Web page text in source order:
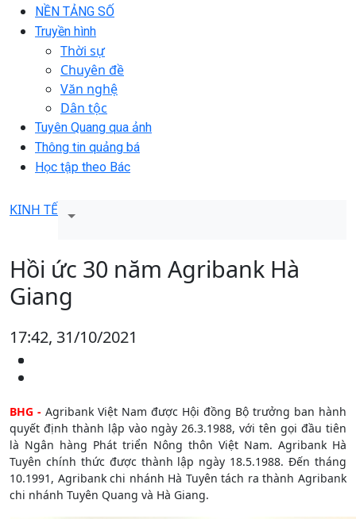
NỀN TẢNG SỐ
Truyền hình
Thời sự
Chuyên đề
Văn nghệ
Dân tộc
Tuyên Quang qua ảnh
Thông tin quảng bá
Học tập theo Bác
KINH TẾ
Hồi ức 30 năm Agribank Hà
Giang
17:42, 31/10/2021
BHG - Agribank Việt Nam được Hội đồng Bộ trưởng ban hành
quyết định thành lập vào ngày 26.3.1988, với tên gọi đầu tiên
là Ngân hàng Phát triển Nông thôn Việt Nam. Agribank Hà
Tuyên chính thức được thành lập ngày 18.5.1988. Đến tháng
10.1991, Agribank chi nhánh Hà Tuyên tách ra thành Agribank
chi nhánh Tuyên Quang và Hà Giang.